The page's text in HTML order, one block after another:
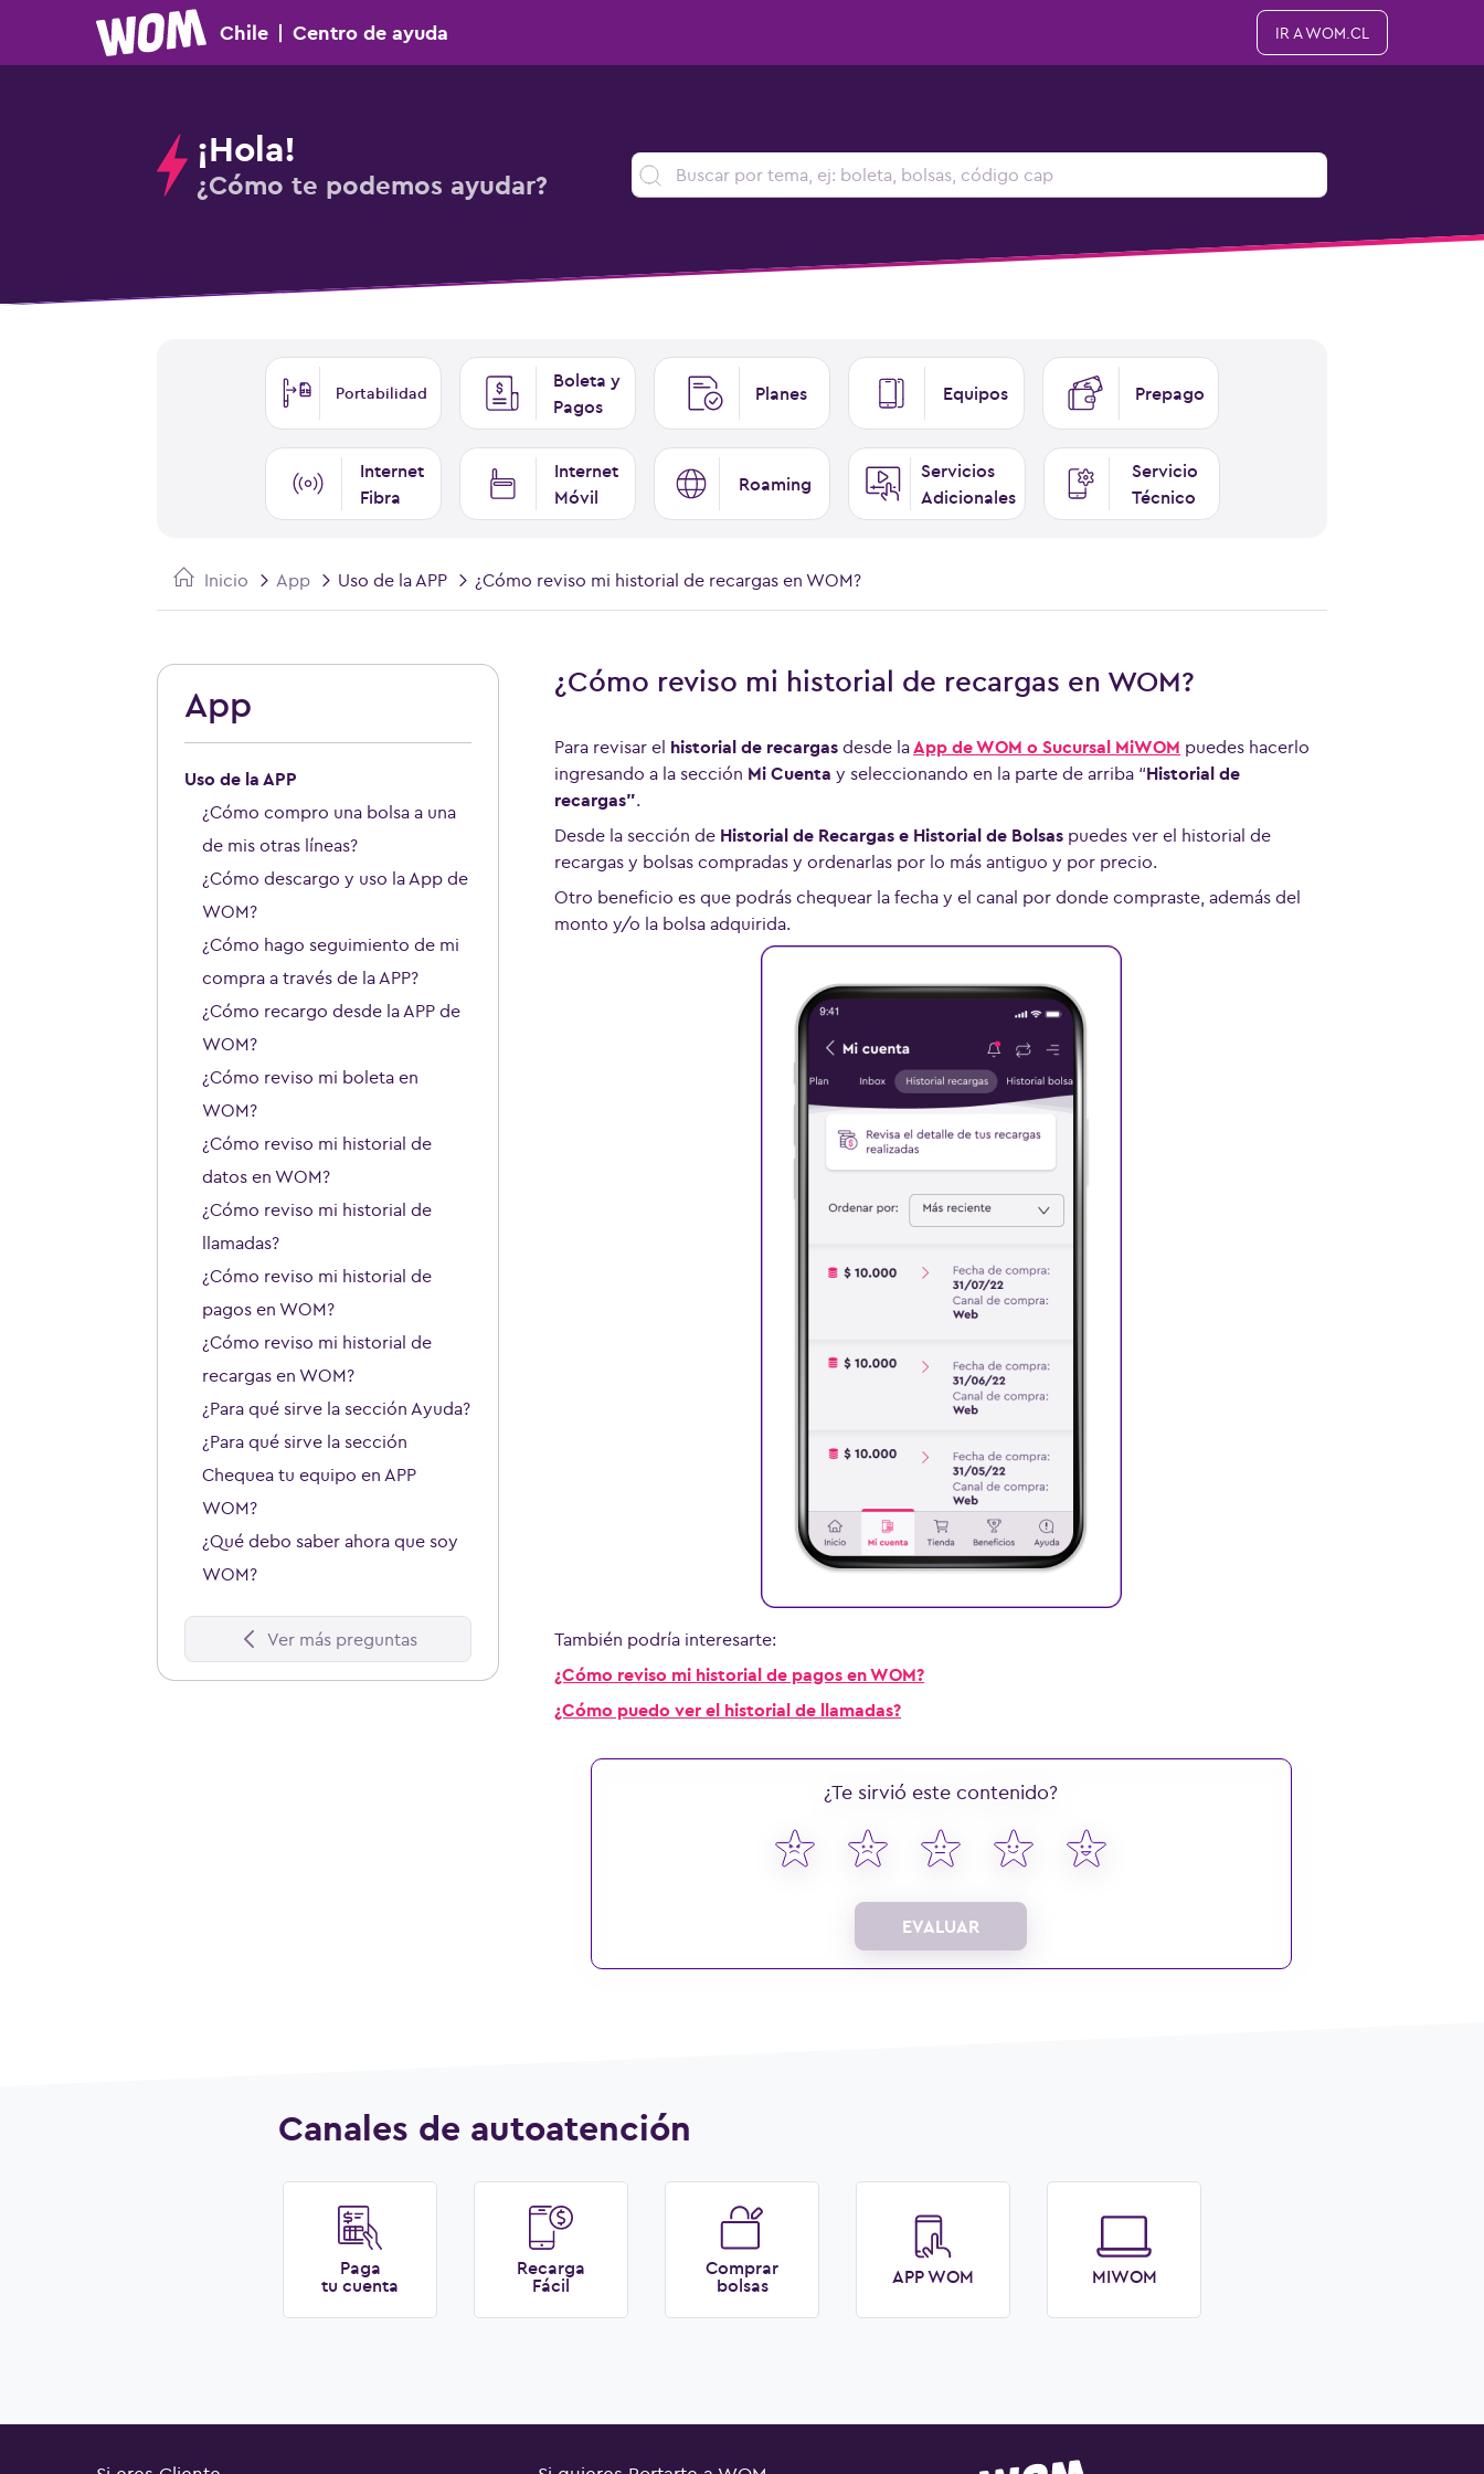
Chile | Centro de ayuda IR A WOM.CL
¡Hola!
¿Cómo te podemos ayudar?
Portabilidad
Boleta y
Pagos
Planes Equipos Prepago
Internet
Fibra
Internet
Móvil
Roaming
Servicios
Adicionales
Servicio
Técnico
Inicio App Uso de la APP ¿Cómo reviso mi historial de recargas en WOM?
¿Cómo reviso mi historial de recargas en WOM?
Para revisar el historial de recargas desde laApp de WOM o Sucursal MiWOM puedes hacerlo
ingresando a la sección Mi Cuenta y seleccionando en la parte de arriba “Historial de
recargas”.
Desde la sección de Historial de Recargas e Historial de Bolsas puedes ver el historial de
recargas y bolsas compradas y ordenarlas por lo más antiguo y por precio.
Otro beneficio es que podrás chequear la fecha y el canal por donde compraste, además del
monto y/o la bolsa adquirida.
También podría interesarte:
¿Cómo reviso mi historial de pagos en WOM?
¿Cómo puedo ver el historial de llamadas?
¿Te sirvió este contenido?
EVALUAR
App
Uso de la APP
¿Cómo compro una bolsa a una
de mis otras líneas?
¿Cómo descargo y uso la App de
WOM?
¿Cómo hago seguimiento de mi
compra a través de la APP?
¿Cómo recargo desde la APP de
WOM?
¿Cómo reviso mi boleta en
WOM?
¿Cómo reviso mi historial de
datos en WOM?
¿Cómo reviso mi historial de
llamadas?
¿Cómo reviso mi historial de
pagos en WOM?
¿Cómo reviso mi historial de
recargas en WOM?
¿Para qué sirve la sección Ayuda?
¿Para qué sirve la sección
Chequea tu equipo en APP
WOM?
¿Qué debo saber ahora que soy
WOM?
Ver más preguntas
Canales de autoatención
Paga
tu cuenta
Recarga
Fácil
Comprar
bolsas
APP WOM MIWOM